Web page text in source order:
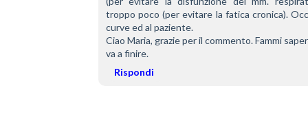
troppo poco (per evitare la fatica cronica).
curve ed al paziente.
Ciao Maria, grazie per il commento. Fammi
va a finire.
Rispondi